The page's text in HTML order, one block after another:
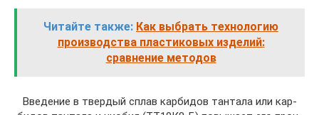
Читайте также: Как выбрать технологию
производства пластиковых изделий:
сравнение методов
Введение в твердый сплав карбидов тантала или кар­